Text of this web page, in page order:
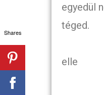
egyedül
téged.
elle
Shares